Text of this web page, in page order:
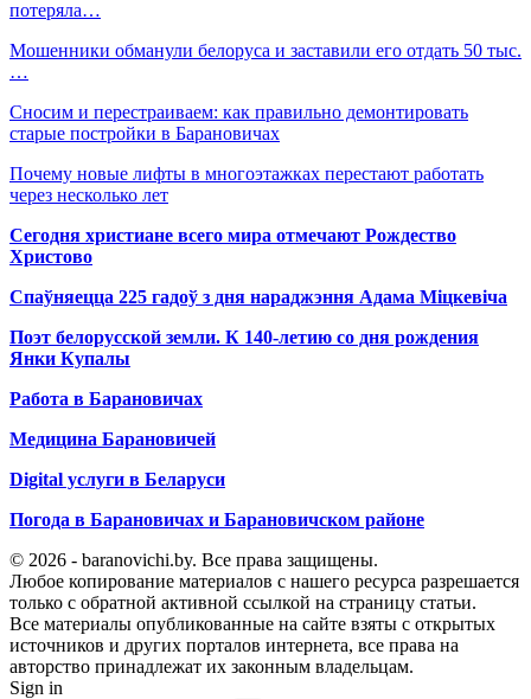
потеряла…
Мошенники обманули белоруса и заставили его отдать 50 тыс.
…
Сносим и перестраиваем: как правильно демонтировать
старые постройки в Барановичах
Почему новые лифты в многоэтажках перестают работать
через несколько лет
Сегодня христиане всего мира отмечают Рождество
Христово
Спаўняецца 225 гадоў з дня нараджэння Адама Міцкевіча
Поэт белорусской земли. К 140-летию со дня рождения
Янки Купалы
Работа в Барановичах
Медицина Барановичей
Digital услуги в Беларуси
Погода в Барановичах и Барановичском районе
© 2026 - baranovichi.by. Все права защищены.
Любое копирование материалов с нашего ресурса разрешается
только с обратной активной ссылкой на страницу статьи.
Все материалы опубликованные на сайте взяты с открытых
источников и других порталов интернета, все права на
авторство принадлежат их законным владельцам.
Sign in